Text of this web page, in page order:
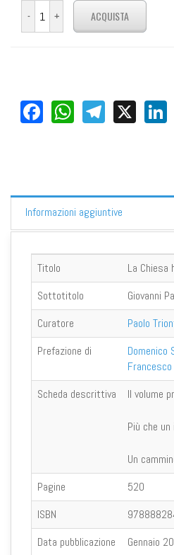
Facebook
WhatsApp
X
Informazioni aggiuntive
Titolo
La Chiesa
Sottotitolo
Giovanni
Curatore
Paolo
Prefazione di
Domenico
Francesco
Scheda descrittiva
Il volume
Più che
Un
Pagine
520
ISBN
Data pubblicazione
Gennaio